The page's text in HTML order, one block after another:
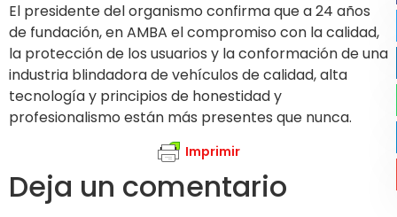
El presidente del organismo confirma que a 24 años
de fundación, en AMBA el compromiso con la calidad,
la protección de los usuarios y la conformación de una
industria blindadora de vehículos de calidad, alta
tecnología y principios de honestidad y
profesionalismo están más presentes que nunca.
Imprimir
Deja un comentario